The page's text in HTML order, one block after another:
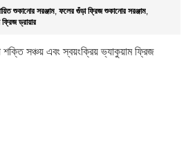
শুকানোর সরঞ্জাম, ফলের গুঁড়া ফ্রিজ শুকানোর সরঞ্জাম,
ড্রায়ার
সঞ্চয় এবং স্বয়ংক্রিয় ভ্যাকুয়াম ফ্রিজ